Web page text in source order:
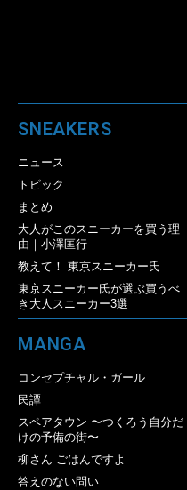
SNEAKERS
ニュース
トピック
まとめ
大人がこのスニーカーを買う理
由｜小澤匡行
教えて！ 東京スニーカー氏
東京スニーカー氏が選ぶ買うべ
き大人スニーカー3選
MANGA
コンセプチャル・ガール
民譚
スペアタウン 〜つくろう自分だ
けの予備の街〜
柳さん ごはんですよ
答えのない問い